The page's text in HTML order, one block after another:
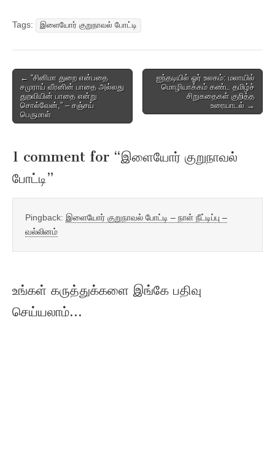
Tags: இளையோர் குறுநாவல் போட்டி
Post
navigation
← “சினிமா துறை என்பதை
சமுராய் வீரனின் பாதை அல்லது
துறவியின் பாதை என்று
சொல்வேன்,” – சஞ்சய்
பெருமாள்
ஐந்தடியில் ஓர் உலகம்: மலாயில்
மொழியாக்கம் கண்ட தமிழ்ச்
சிறுகதைகள் குறித்த
உரையாடல் →
1 comment for “இளையோர் குறுநாவல்
போட்டி”
Pingback: இளையோர் குறுநாவல் போட்டி – நாள் நீட்டிப்பு –
வல்லினம்
உங்கள் கருத்துக்களை இங்கே பதிவு
செய்யலாம்...